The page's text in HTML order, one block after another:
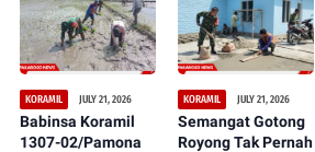
Peningkatan Hasil
Panen dan
Ketahanan Pangan
Ciptakan Lapangan
Sepak Bola Bersih,
Nyaman, dan
Representatif
KORAMIL JULY 21, 2026
Babinsa Koramil
1307-02/Pamona
KORAMIL JULY 21, 2026
Semangat Gotong
Royong Tak Pernah